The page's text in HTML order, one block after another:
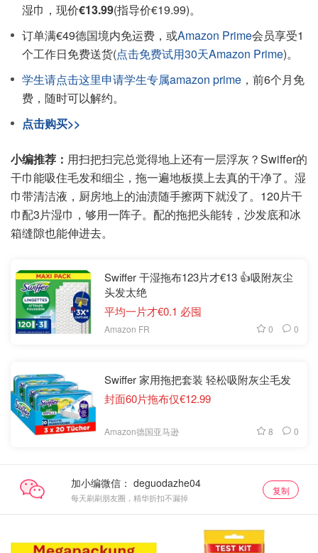
湿巾，现价€13.99(指导价€19.99)。
订单满€49德国境内免运费，或Amazon Prime会员享受1
个工作日免费送货(点击免费试用30天Amazon Prime)。
学生请点击这里申请学生专属amazon prime ，前6个月免
费，随时可以解约。
点击购买>>
小编推荐： 用扫把扫完总觉得地上还有一层浮灰？Swiffer的
干巾能吸住毛发和细尘，拖一遍地板摸上去真的干净了。湿
巾带清洁液，厨房地上的油渍随手擦两下就没了。120片干
巾配3片湿巾，够用一阵子。配的拖把头能转，沙发底和冰
箱缝隙也能伸进去。
Swiffer 干湿拖布123片才€13 👍吸附灰尘
头发太绝
平均一片才€0.1 必囤
Amazon FR 0 0
Swiffer 家用拖把套装 轻松吸附灰尘毛发
封面60片拖布仅€12.99
Amazon德国亚马逊 8 0
加小编微信：
每天刷刷朋友圈，精华折扣不漏掉
复制